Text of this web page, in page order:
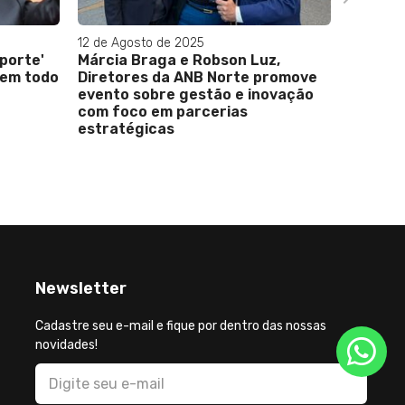
todo
12 de Agosto de 2025
Márcia Braga e Robson Luz,
Diretores da ANB Norte promove
evento sobre gestão e inovação
com foco em parcerias
estratégicas
Newsletter
Cadastre seu e-mail e fique por dentro das nossas
novidades!